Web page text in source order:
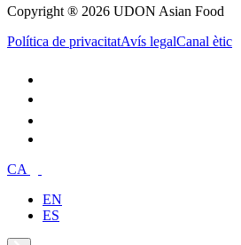
Copyright ® 2026 UDON Asian Food
Política de privacitatAvís legalCanal ètic
CA
EN
ES